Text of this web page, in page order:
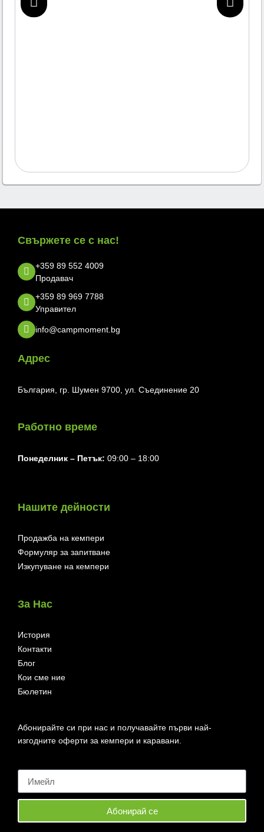
Свържете се с нас!
+359 89 552 4009
Продавач
+359 89 969 7788
Управител
info@campmoment.bg
Адрес
България, гр. Шумен 9700, ул. Съединение 20
Работно време
Понеделник ⁠– Петък: 09:00 – 18:00
Нашите дейности
Продажба на кемпери
Формуляр за запитване
Изкупуване на кемпери
За Нас
История
Контакти
Блог
Кои сме ние
Бюлетин
Абонирайте си при нас и получавайте първи най-
изгодните оферти за кемпери и каравани.
Абонирай се